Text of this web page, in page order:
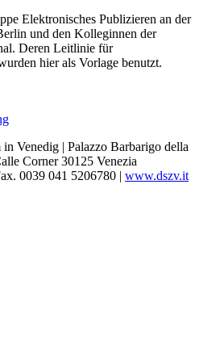
Elektronisches Publizieren an der
und den Kolleginnen der
Deren Leitlinie für
hier als Vorlage benutzt.
Venedig | Palazzo Barbarigo della
Corner 30125 Venezia
0039 041 5206780 | www.dszv.it